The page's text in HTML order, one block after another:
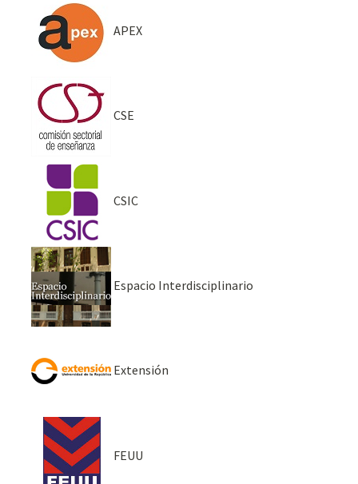
APEX
CSE
CSIC
Espacio Interdisciplinario
Extensión
FEUU